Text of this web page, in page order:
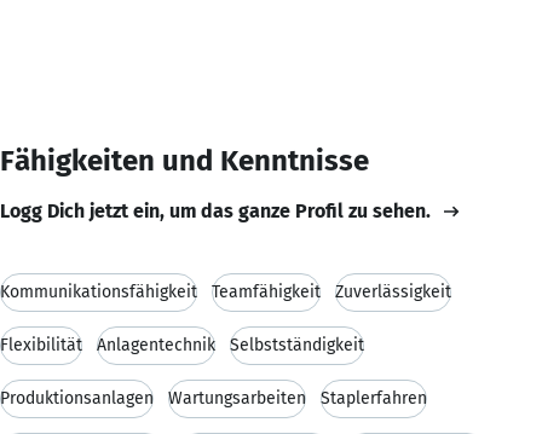
Fähigkeiten und Kenntnisse
Logg Dich jetzt ein, um das ganze Profil zu sehen.
Kommunikationsfähigkeit Teamfähigkeit Zuverlässigkeit
Flexibilität Anlagentechnik Selbstständigkeit
Produktionsanlagen Wartungsarbeiten Staplerfahren